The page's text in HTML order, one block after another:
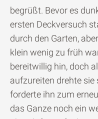
begrüßt. Bevor es
ersten Deckversuch
durch den Garten,
klein wenig zu früh
bereitwillig hin, doch
aufzureiten drehte
forderte ihn zum
das Ganze noch ein